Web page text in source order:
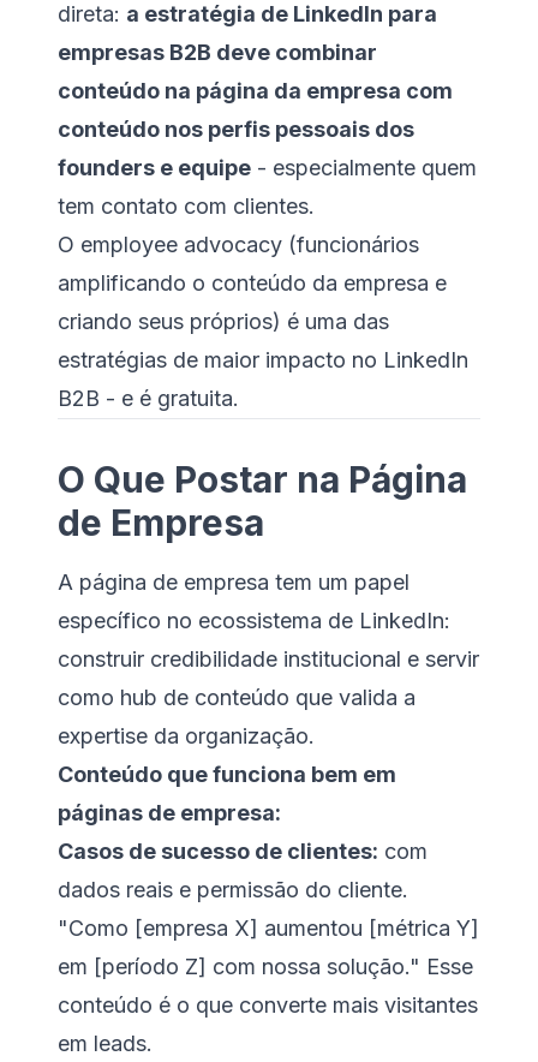
direta: a estratégia de LinkedIn para
empresas B2B deve combinar
conteúdo na página da empresa com
conteúdo nos perfis pessoais dos
founders e equipe - especialmente quem
tem contato com clientes.
O employee advocacy (funcionários
amplificando o conteúdo da empresa e
criando seus próprios) é uma das
estratégias de maior impacto no LinkedIn
B2B - e é gratuita.
O Que Postar na Página
de Empresa
A página de empresa tem um papel
específico no ecossistema de LinkedIn:
construir credibilidade institucional e servir
como hub de conteúdo que valida a
expertise da organização.
Conteúdo que funciona bem em
páginas de empresa:
Casos de sucesso de clientes: com
dados reais e permissão do cliente.
"Como [empresa X] aumentou [métrica Y]
em [período Z] com nossa solução." Esse
conteúdo é o que converte mais visitantes
em leads.